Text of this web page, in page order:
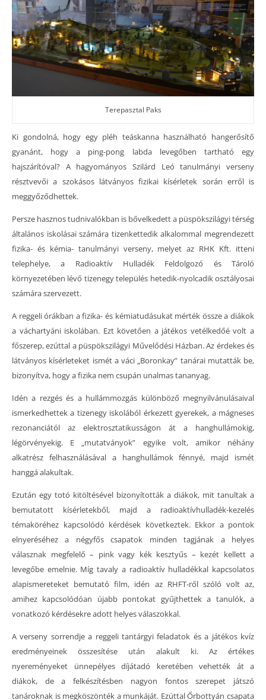
Terepasztal Paks
Ki gondolná, hogy egy pléh teáskanna használható hangerősítő
gyanánt, hogy a ping-pong labda levegőben tartható egy
hajszárítóval? A hagyományos Szilárd Leó tanulmányi verseny
résztvevői a szokásos látványos fizikai kísérletek során erről is
meggyőződhettek.
Persze hasznos tudnivalókban is bővelkedett a püspökszilágyi térség
általános iskolásai számára tizenkettedik alkalommal megrendezett
fizika- és kémia- tanulmányi verseny, melyet az RHK Kft. itteni
telephelye, a Radioaktív Hulladék Feldolgozó és Tároló
környezetében lévő tizenegy település hetedik-nyolcadik osztályosai
számára szervezett.
A reggeli órákban a fizika- és kémiatudásukat mérték össze a diákok
a váchartyáni iskolában. Ezt követően a játékos vetélkedőé volt a
főszerep, ezúttal a püspökszilágyi Művelődési Házban. Az érdekes és
látványos kísérleteket ismét a váci „Boronkay” tanárai mutatták be,
bizonyítva, hogy a fizika nem csupán unalmas tananyag.
Idén a rezgés és a hullámmozgás különböző megnyilvánulásaival
ismerkedhettek a tizenegy iskolából érkezett gyerekek, a mágneses
rezonanciától az elektrosztatikusságon át a hanghullámokig,
légörvényekig. E „mutatványok” egyike volt, amikor néhány
alkatrész felhasználásával a hanghullámok fénnyé, majd ismét
hanggá alakultak.
Ezután egy totó kitöltésével bizonyították a diákok, mit tanultak a
bemutatott kísérletekből, majd a radioaktívhulladék-kezelés
témaköréhez kapcsolódó kérdések következtek. Ekkor a pontok
elnyeréséhez a négyfős csapatok minden tagjának a helyes
válasznak megfelelő – pink vagy kék kesztyűs – kezét kellett a
levegőbe emelnie. Míg tavaly a radioaktív hulladékkal kapcsolatos
alapismereteket bemutató film, idén az RHFT-ről szóló volt az,
amihez kapcsolódóan újabb pontokat gyűjthettek a tanulók, a
vonatkozó kérdésekre adott helyes válaszokkal.
A verseny sorrendje a reggeli tantárgyi feladatok és a játékos kvíz
eredményeinek összesítése után alakult ki. Az értékes
nyereményeket ünnepélyes díjátadó keretében vehették át a
diákok, de a felkészítésben nagyon fontos szerepet játszó
tanároknak is megköszönték a munkáját. Ezúttal Őrbottyán csapata